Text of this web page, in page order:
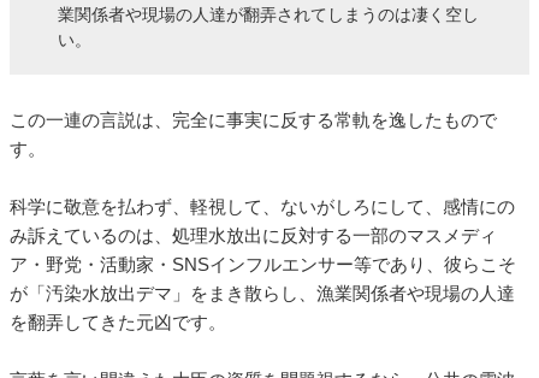
業関係者や現場の人達が翻弄されてしまうのは凄く空し
い。
この一連の言説は、完全に事実に反する常軌を逸したもので
す。
科学に敬意を払わず、軽視して、ないがしろにして、感情にの
み訴えているのは、処理水放出に反対する一部のマスメディ
ア・野党・活動家・SNSインフルエンサー等であり、彼らこそ
が「汚染水放出デマ」をまき散らし、漁業関係者や現場の人達
を翻弄してきた元凶です。